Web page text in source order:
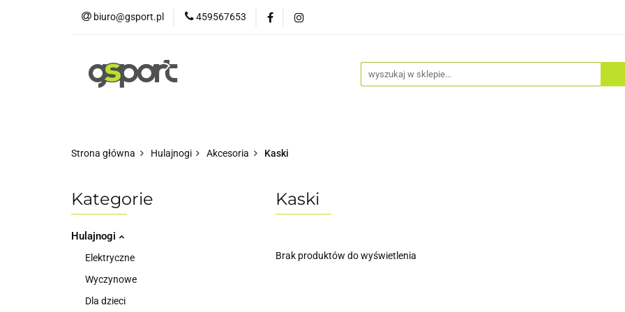
biuro@gsport.pl 459567653
Strona główna Hulajnogi Akcesoria Kaski
Kategorie
Hulajnogi
Elektryczne
Wyczynowe
Dla dzieci
Kaski
Brak produktów do wyświetlenia